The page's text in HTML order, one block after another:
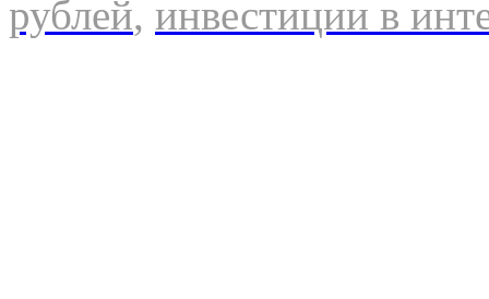
рублей, инвестиции в